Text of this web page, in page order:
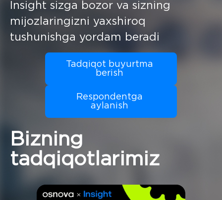
Insight sizga bozor va sizning
mijozlaringizni yaxshiroq
tushunishga yordam beradi
Tadqiqot buyurtma
berish
Respondentga
aylanish
Bizning
tadqiqotlarimiz